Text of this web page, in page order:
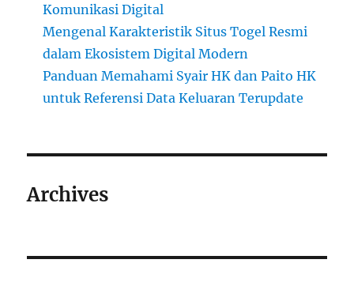
Komunikasi Digital
Mengenal Karakteristik Situs Togel Resmi
dalam Ekosistem Digital Modern
Panduan Memahami Syair HK dan Paito HK
untuk Referensi Data Keluaran Terupdate
Archives